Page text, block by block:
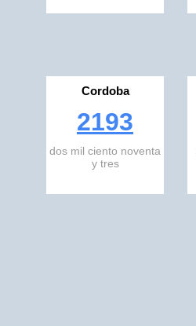
Cordoba
2193
dos mil ciento noventa
y tres